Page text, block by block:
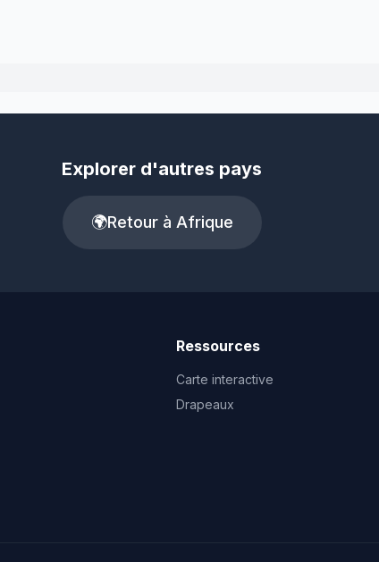
Explorer d'autres pays
🌍Retour à Afrique
Ressources
Carte interactive
Drapeaux